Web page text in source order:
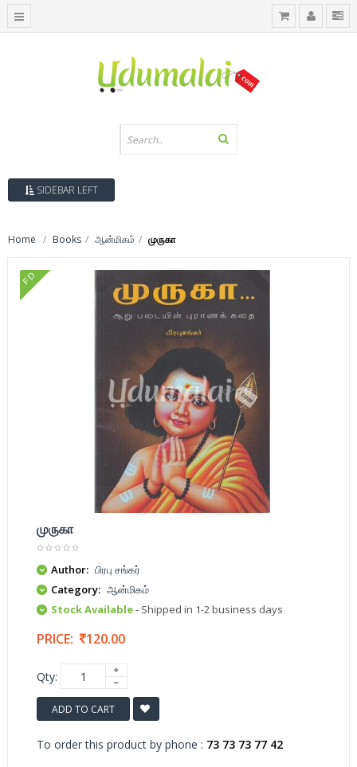
SIDEBAR LEFT
Home Books ஆன்மிகம் முருகா
FD
முருகா
Author: பிரபு சங்கர்
Category: ஆன்மிகம்
Stock Available- Shipped in 1-2 business days
PRICE: 120.00
Qty:
ADD TO CART
To order this product by phone : 73 73 73 77 42